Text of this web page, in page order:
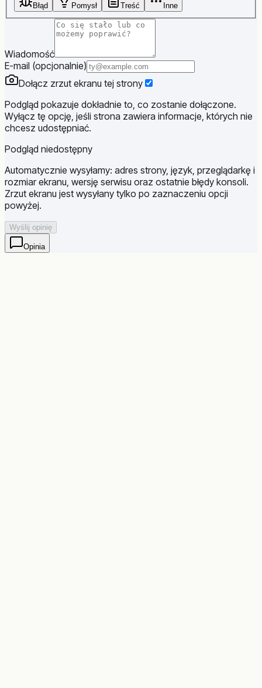
Błąd Pomysł Treść Inne
Wiadomość
E-mail (opcjonalnie)
Dołącz zrzut ekranu tej strony
Podgląd pokazuje dokładnie to, co zostanie dołączone.
Wyłącz tę opcję, jeśli strona zawiera informacje, których nie
chcesz udostępniać.
Podgląd niedostępny
Automatycznie wysyłamy: adres strony, język, przeglądarkę i
rozmiar ekranu, wersję serwisu oraz ostatnie błędy konsoli.
Zrzut ekranu jest wysyłany tylko po zaznaczeniu opcji
powyżej.
Wyślij opinię
Opinia